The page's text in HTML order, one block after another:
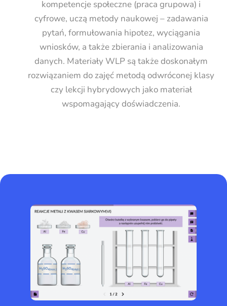
kompetencje społeczne (praca grupowa) i
cyfrowe, uczą metody naukowej – zadawania
pytań, formułowania hipotez, wyciągania
wniosków, a także zbierania i analizowania
danych. Materiały WLP są także doskonałym
rozwiązaniem do zajęć metodą odwróconej klasy
czy lekcji hybrydowych jako materiał
wspomagający doświadczenia.